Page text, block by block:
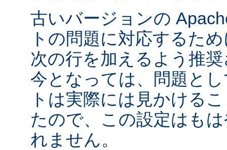
古いバージョンの
トの問題に対応するた
次の行を加えるよう推
今となっては、問題と
トは実際には見かける
たので、この設定はも
れません。